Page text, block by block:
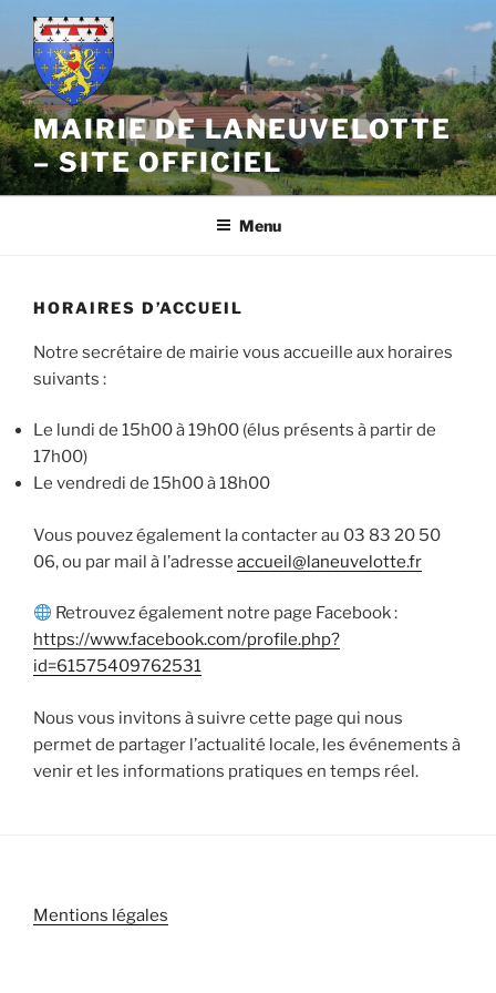
Aller
contenu
principal
MAIRIE DE LANEUVELOTTE
– SITE OFFICIEL
Menu
HORAIRES D’ACCUEIL
Notre secrétaire de mairie vous accueille aux horaires
suivants :
Le lundi de 15h00 à 19h00 (élus présents à partir de
17h00)
Le vendredi de 15h00 à 18h00
Vous pouvez également la contacter au 03 83 20 50
06, ou par mail à l’adresse accueil@laneuvelotte.fr
Retrouvez également notre page Facebook :
https://www.facebook.com/profile.php?
id=61575409762531
Nous vous invitons à suivre cette page qui nous
permet de partager l’actualité locale, les événements à
venir et les informations pratiques en temps réel.
Mentions légales